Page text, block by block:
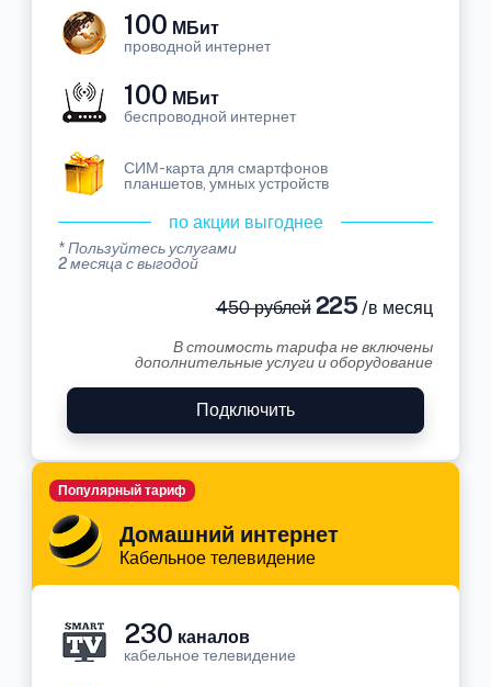
100 МБит
проводной интернет
100 МБит
беспроводной интернет
СИМ-карта для смартфонов
планшетов, умных устройств
по акции выгоднее
* Пользуйтесь услугами
2 месяца с выгодой
450 рублей225 /в месяц
В стоимость тарифа не включены
дополнительные услуги и оборудование
Подключить
Домашний интернет
Кабельное телевидение
Популярный тариф
230 каналов
кабельное телевидение